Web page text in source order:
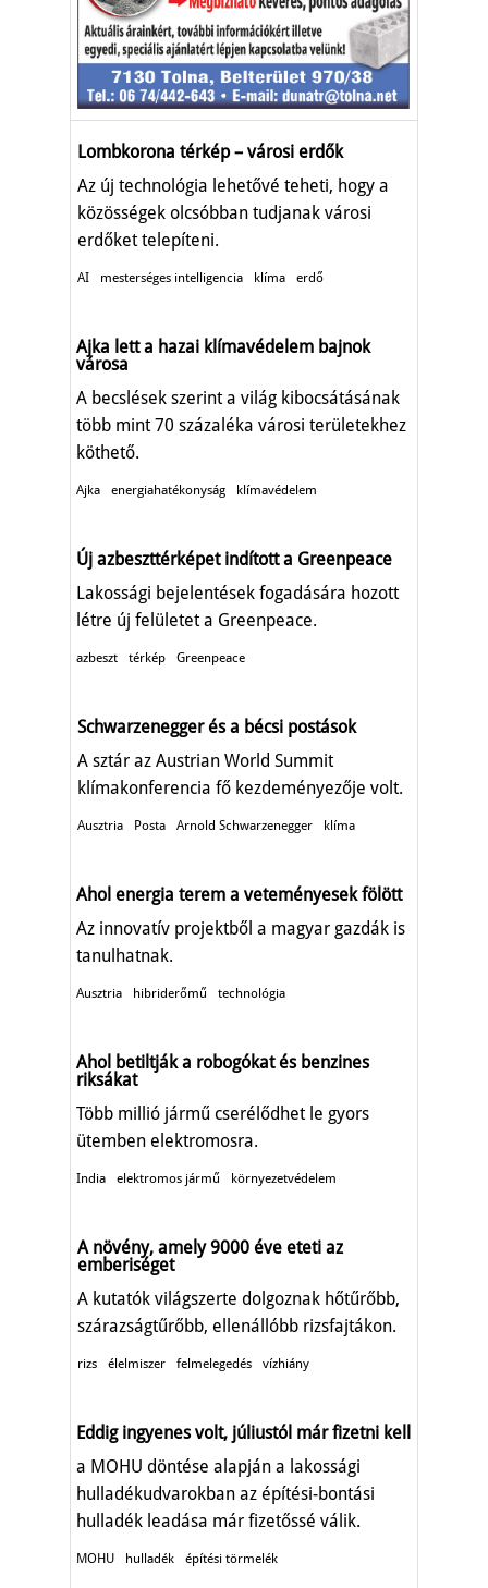
Lombkorona térkép – városi erdők
Az új technológia lehetővé teheti, hogy a
közösségek olcsóbban tudjanak városi
erdőket telepíteni.
AI mesterséges intelligencia klíma erdő
Ajka lett a hazai klímavédelem bajnok
városa
A becslések szerint a világ kibocsátásának
több mint 70 százaléka városi területekhez
köthető.
Ajka energiahatékonyság klímavédelem
Új azbeszttérképet indított a Greenpeace
Lakossági bejelentések fogadására hozott
létre új felületet a Greenpeace.
azbeszt térkép Greenpeace
Schwarzenegger és a bécsi postások
A sztár az Austrian World Summit
klímakonferencia fő kezdeményezője volt.
Ausztria Posta Arnold Schwarzenegger klíma
Ahol energia terem a veteményesek fölött
Az innovatív projektből a magyar gazdák is
tanulhatnak.
Ausztria hibriderőmű technológia
Ahol betiltják a robogókat és benzines
riksákat
Több millió jármű cserélődhet le gyors
ütemben elektromosra.
India elektromos jármű környezetvédelem
A növény, amely 9000 éve eteti az
emberiséget
A kutatók világszerte dolgoznak hőtűrőbb,
szárazságtűrőbb, ellenállóbb rizsfajtákon.
rizs élelmiszer felmelegedés vízhiány
Eddig ingyenes volt, júliustól már fizetni kell
a MOHU döntése alapján a lakossági
hulladékudvarokban az építési-bontási
hulladék leadása már fizetőssé válik.
MOHU hulladék építési törmelék